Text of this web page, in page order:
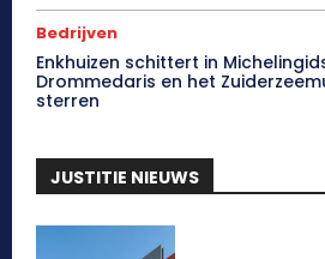
Bedrijven
Enkhuizen schittert in
Drommedaris en het
sterren
JUSTITIE NIEUWS